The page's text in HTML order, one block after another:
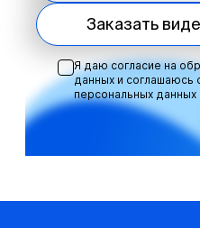
Заказать
Я даю согласие на
данных и соглашаюсь
персональных данных